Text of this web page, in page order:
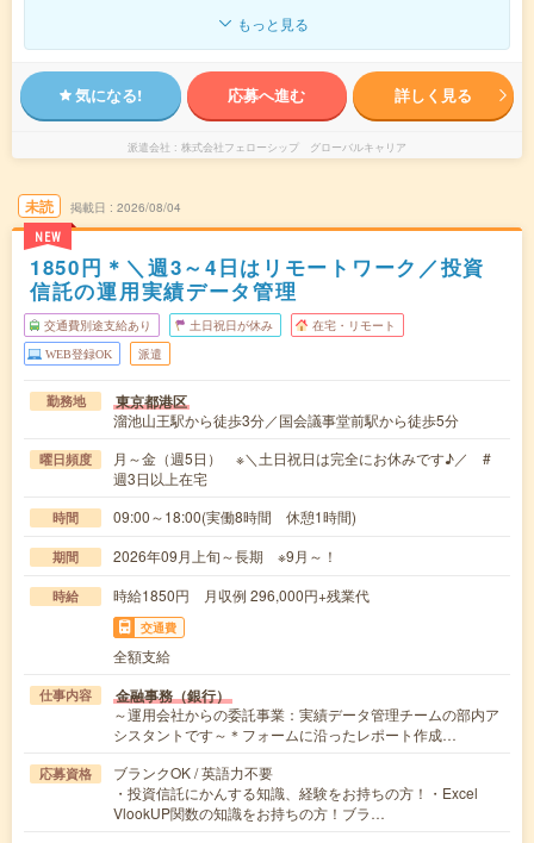
もっと見る
気になる! 応募へ進む 詳しく見る
派遣会社 株式会社フェローシップ グローバルキャリア
未読
NEW
掲載日 2026/08/04
1850円＊＼週3～4日はリモートワーク／投資
信託の運用実績データ管理
交通費別途支給あり 土日祝日が休み 在宅・リモート
WEB登録OK 派遣
勤務地 東京都港区
溜池山王駅から徒歩3分／国会議事堂前駅から徒歩5分
曜日頻度
月～金（週5日） ※＼土日祝日は完全にお休みです♪／ #
週3日以上在宅
時間 09:00～18:00(実働8時間 休憩1時間)
期間 2026年09月上旬～長期 ※9月～！
時給 時給1850円 月収例 296,000円+残業代
交通費
全額支給
仕事内容 金融事務（銀行）
～運用会社からの委託事業：実績データ管理チームの部内ア
シスタントです～＊フォームに沿ったレポート作成…
応募資格
ブランクOK / 英語力不要
・投資信託にかんする知識、経験をお持ちの方！・Excel
VlookUP関数の知識をお持ちの方！ブラ…